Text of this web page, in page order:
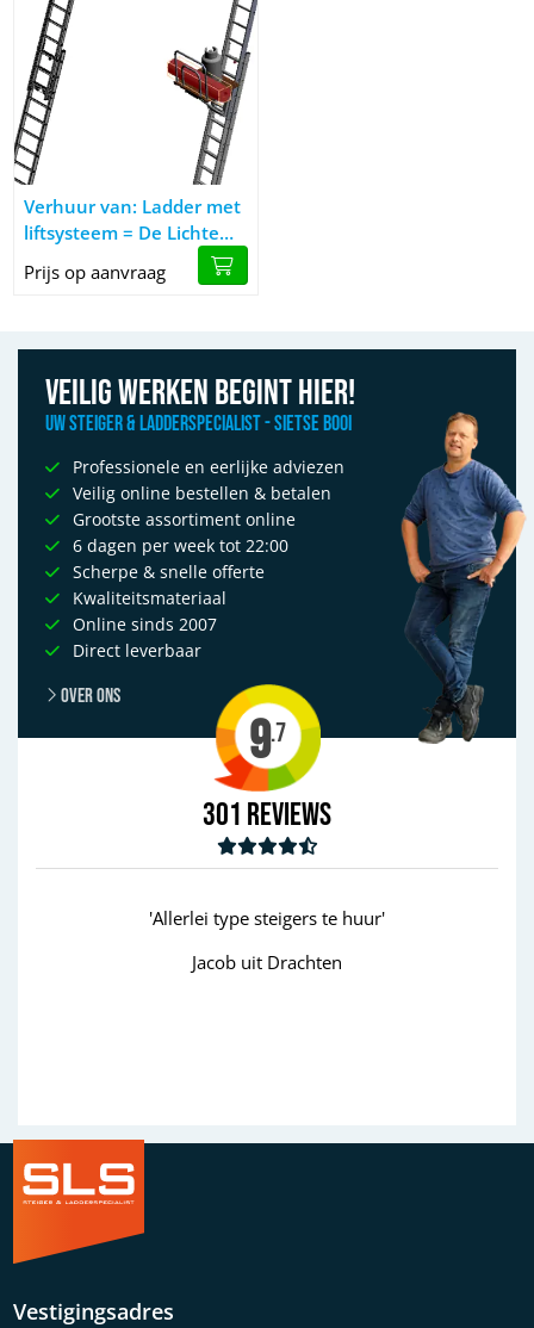
Afbeelding Verhuur van: Ladder met liftsysteem = De Lichte
Verhuur van: Ladder met
liftsysteem = De Lichte
Prijs op aanvraag
Veilig werken begint hier!
Uw Steiger & Ladderspecialist - Sietse Booi
Professionele en eerlijke adviezen
Veilig online bestellen & betalen
Grootste assortiment online
6 dagen per week tot 22:00
Scherpe & snelle offerte
Kwaliteitsmateriaal
Online sinds 2007
Direct leverbaar
Over ons
9.7
301 Reviews
'goed'
Wim uit Aalten
Vestigingsadres